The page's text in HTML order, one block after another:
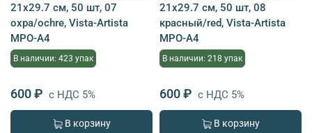
21х29.7 см, 50 шт, 07
охра/ochre, Vista-Artista
MPO-A4
В наличии: 423 упак
600 ₽ с НДС 5%
В корзину
21х29.7 см, 50 шт, 08
красный/red, Vista-Artista
MPO-A4
В наличии: 218 упак
600 ₽ с НДС 5%
В корзину